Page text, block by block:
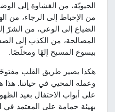
الحيويّة، من الغشاوة إلى
من الإحباط إلى الرجاء، من
الضياع إلى الوعي، من الشرّ
المصالحة، من الكذب إلى الصدق.
بيسوع المسيح إلهًا ومخلّصًا.
هكذا يصير طريق القلب مفتوحًا
وعمله المحيي في حياتنا. هذا
على أبواب الاحتفال بعيد
بهيئة حمامة على المعتمد في